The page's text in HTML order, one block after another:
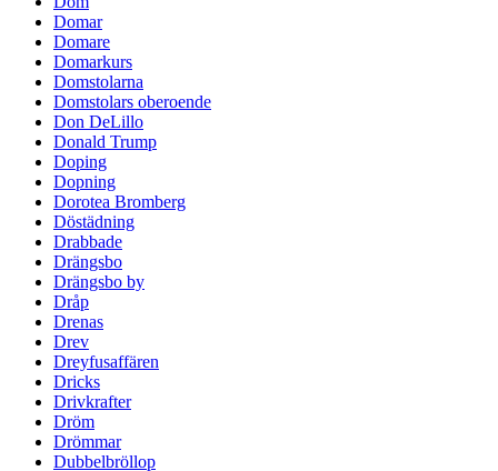
Domar
Domare
Domarkurs
Domstolarna
Domstolars oberoende
Don DeLillo
Donald Trump
Doping
Dopning
Dorotea Bromberg
Döstädning
Drabbade
Drängsbo
Drängsbo by
Dråp
Drenas
Drev
Dreyfusaffären
Dricks
Drivkrafter
Dröm
Drömmar
Dubbelbröllop